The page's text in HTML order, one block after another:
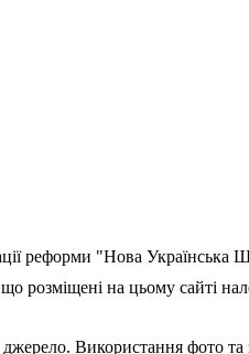
реформи "Нова Українська
розміщені на цьому сайті
Використання фото